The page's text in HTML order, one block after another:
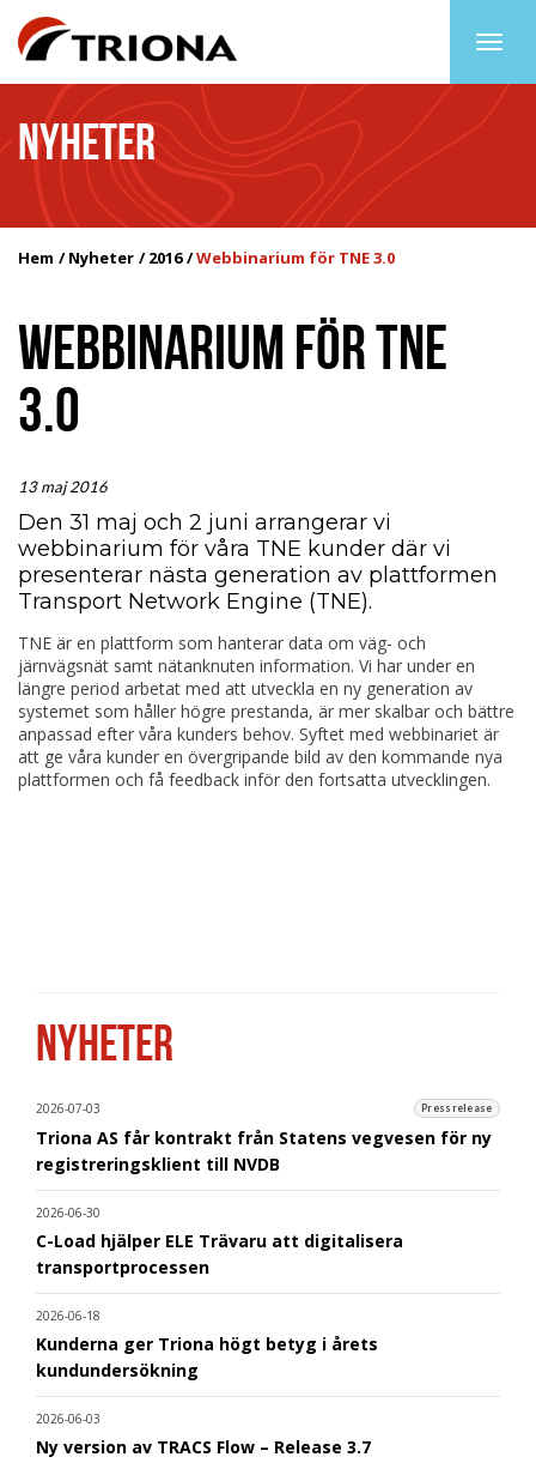
NYHETER
Hem Nyheter 2016 Webbinarium för TNE 3.0
WEBBINARIUM FÖR TNE
3.0
13 maj 2016
Den 31 maj och 2 juni arrangerar vi
webbinarium för våra TNE kunder där vi
presenterar nästa generation av plattformen
Transport Network Engine (TNE).
TNE är en plattform som hanterar data om väg- och
järnvägsnät samt nätanknuten information. Vi har under en
längre period arbetat med att utveckla en ny generation av
systemet som håller högre prestanda, är mer skalbar och bättre
anpassad efter våra kunders behov. Syftet med webbinariet är
att ge våra kunder en övergripande bild av den kommande nya
plattformen och få feedback inför den fortsatta utvecklingen.
NYHETER
2026-07-03 Pressrelease
Triona AS får kontrakt från Statens vegvesen för ny
registreringsklient till NVDB
2026-06-30
C-Load hjälper ELE Trävaru att digitalisera
transportprocessen
2026-06-18
Kunderna ger Triona högt betyg i årets
kundundersökning
2026-06-03
Ny version av TRACS Flow – Release 3.7